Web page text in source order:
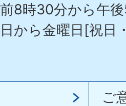
8時30分から午
から金曜日[祝日
ご